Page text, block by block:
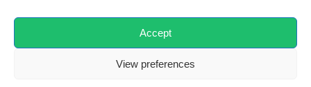
Accept
View preferences